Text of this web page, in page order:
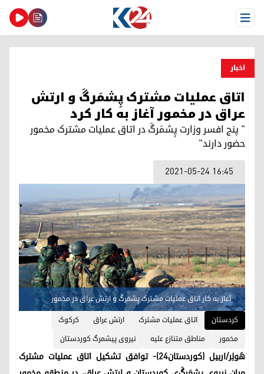
Open Menu
اخبار
اتاق عملیات مشترک پِشمَرگَ‌ و ارتش
عراق در مخمور آغاز به کار کرد
" پنج افسر وزارت پِشمَرگَ‌ در اتاق عملیات مشترک مخمور
حضور دارند"
2021-05-24 16:45
آغاز به کار اتاق عملیات مشترک پِشمَرگَ‌ و ارتش عراق در مخمور
کردستان
اتاق عملیات مشترک ارتش عراق
کرکوک
مخمور
مناطق متنازع علیه نیروی پیشمرگ کوردستان
هَولِر/اربیل (کوردستان٢٤)- توافق تشکیل اتاق عملیات مشترک